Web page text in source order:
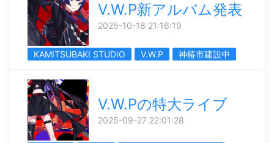
V.W.P新アルバム発表
2025-10-18 21:16:19
KAMITSUBAKI STUDIO V.W.P 神椿市建設中
V.W.Pの特大ライブ
2025-09-27 22:01:28